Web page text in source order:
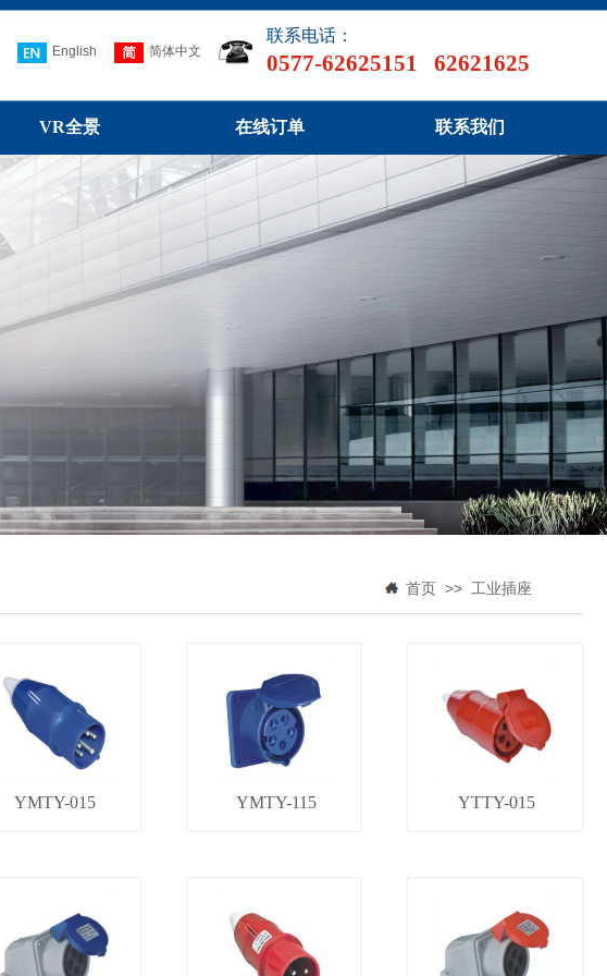
首页 >> 工业插座
YMTY-015 YMTY-115 YTTY-015
English 简体中文
联系电话：
0577-62625151 62621625
VR全景 在线订单 联系我们